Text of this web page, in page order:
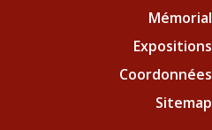
Mémorial
Expositions
Coordonnées
Sitemap